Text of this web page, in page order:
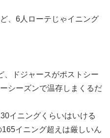
、6人ローテじゃイニング
、ドジャースがポストシー
シーズンで温存しまくるだ
イニングくらいはいける
イニング超えは厳しいん